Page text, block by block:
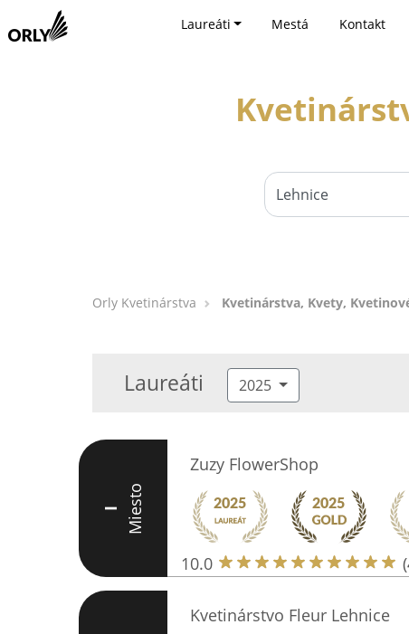
Laureáti Mestá Kontakt
Orly Kvetinárstva Kvetinárstva, Kvety,
Laureáti 2025
I Miesto
Zuzy FlowerShop
10.0
Kvetinárstvo Fleur Lehnice